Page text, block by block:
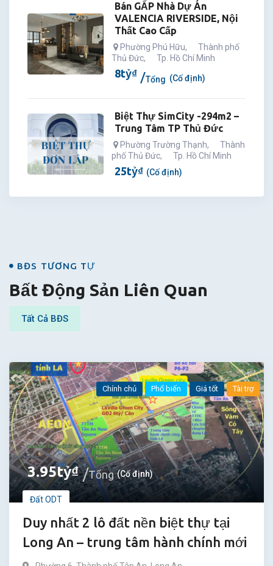
Bán GẤP Nhà Dự Án
VALENCIA RIVERSIDE, Nội
Thất Cao Cấp
Phường Phú Hữu,
Thành phố
Thủ Đức, Tp. Hồ Chí Minh
8tỷ₫ Tổng (Cố định)
Biệt Thự SimCity -294m2 –
Trung Tâm TP Thủ Đức
Phường Trường Thạnh,
Thành
phố Thủ Đức, Tp. Hồ Chí Minh
25tỷ₫ (Cố định)
BĐS
BĐS TƯƠNG TỰ
Bất Động Sản Liên Quan
Tất Cả BĐS
3.95tỷ₫ Tổng (Cố định)
Đất ODT
Duy nhất 2 lô đất nền biệt thự tại
Long An – trung tâm hành chính mới
Chính chủ Phổ biến Giá tốt Tài trợ